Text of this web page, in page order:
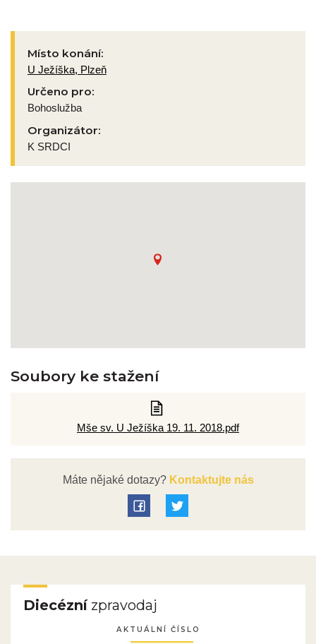
Místo konání:
U Ježíška, Plzeň
Určeno pro:
Bohoslužba
Organizátor:
K SRDCI
Soubory ke stažení
Mše sv. U Ježíška 19. 11. 2018.pdf
Máte nějaké dotazy?Kontaktujte nás
Diecéznízpravodaj
AKTUÁLNÍ ČÍSLO